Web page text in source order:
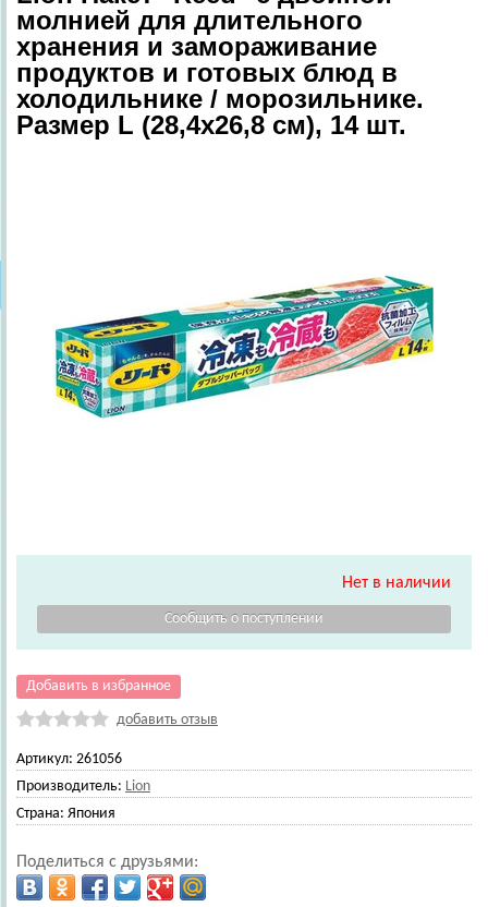
молнией для длительного
хранения и замораживание
продуктов и готовых блюд в
холодильнике / морозильнике.
Размер L (28,4х26,8 см), 14 шт.
Нет в наличии
Добавить в избранное
добавить отзыв
Артикул: 261056
Производитель: Lion
Страна: Япония
Поделиться с друзьями: